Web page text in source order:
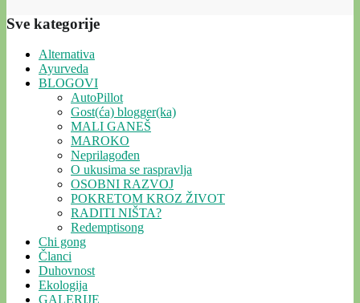
Sve kategorije
Alternativa
Ayurveda
BLOGOVI
AutoPillot
Gost(ća) blogger(ka)
MALI GANEŠ
MAROKO
Neprilagođen
O ukusima se raspravlja
OSOBNI RAZVOJ
POKRETOM KROZ ŽIVOT
RADITI NIŠTA?
Redemptisong
Chi gong
Članci
Duhovnost
Ekologija
GALERIJE